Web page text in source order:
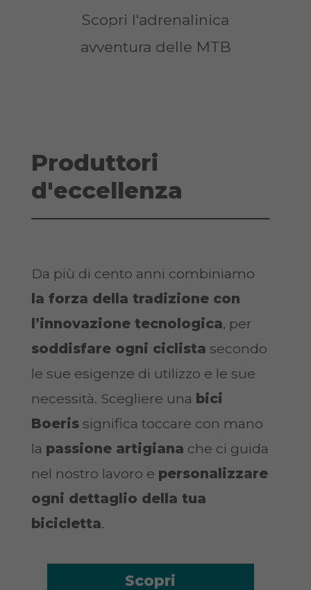
Scopri l'adrenalinica
avventura delle MTB
Scopri l'anima
della tua City
Produttori
d'eccellenza
Da più di cento anni combiniamo
la forza della tradizione con
l’innovazione tecnologica, per
soddisfare ogni ciclista secondo
le sue esigenze di utilizzo e le sue
necessità. Scegliere una bici
Boeris significa toccare con mano
la passione artigiana che ci guida
nel nostro lavoro e personalizzare
ogni dettaglio della tua
bicicletta.
Scopri